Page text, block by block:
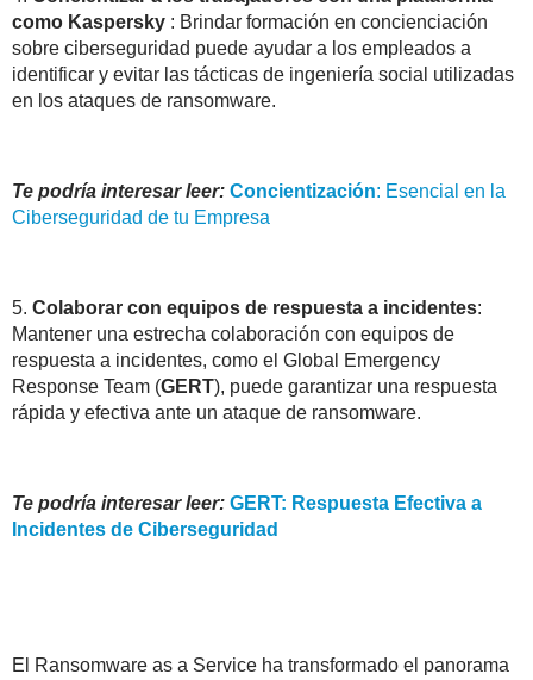
como Kaspersky : Brindar formación en concienciación
sobre ciberseguridad puede ayudar a los empleados a
identificar y evitar las tácticas de ingeniería social utilizadas
en los ataques de ransomware.
Te podría interesar leer: Concientización: Esencial en la
Ciberseguridad de tu Empresa
5. Colaborar con equipos de respuesta a incidentes:
Mantener una estrecha colaboración con equipos de
respuesta a incidentes, como el Global Emergency
Response Team (GERT), puede garantizar una respuesta
rápida y efectiva ante un ataque de ransomware.
Te podría interesar leer: GERT: Respuesta Efectiva a
Incidentes de Ciberseguridad
El Ransomware as a Service ha transformado el panorama